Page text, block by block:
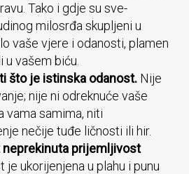
Tako i gdje su sve-
milosrđa skupljeni u
vaše vjere i odanosti, plamen
vašem biću.
što je istinska odanost. Nije
nije ni odreknuće vaše
vama samima, niti
nečije tuđe ličnosti ili hir.
prijemljivost
ukorijenjena u plahu i punu